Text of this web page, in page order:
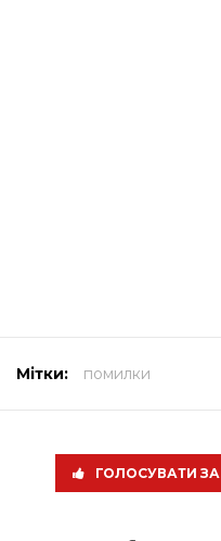
Мітки: помилки
ГОЛОСУВАТИ ЗА